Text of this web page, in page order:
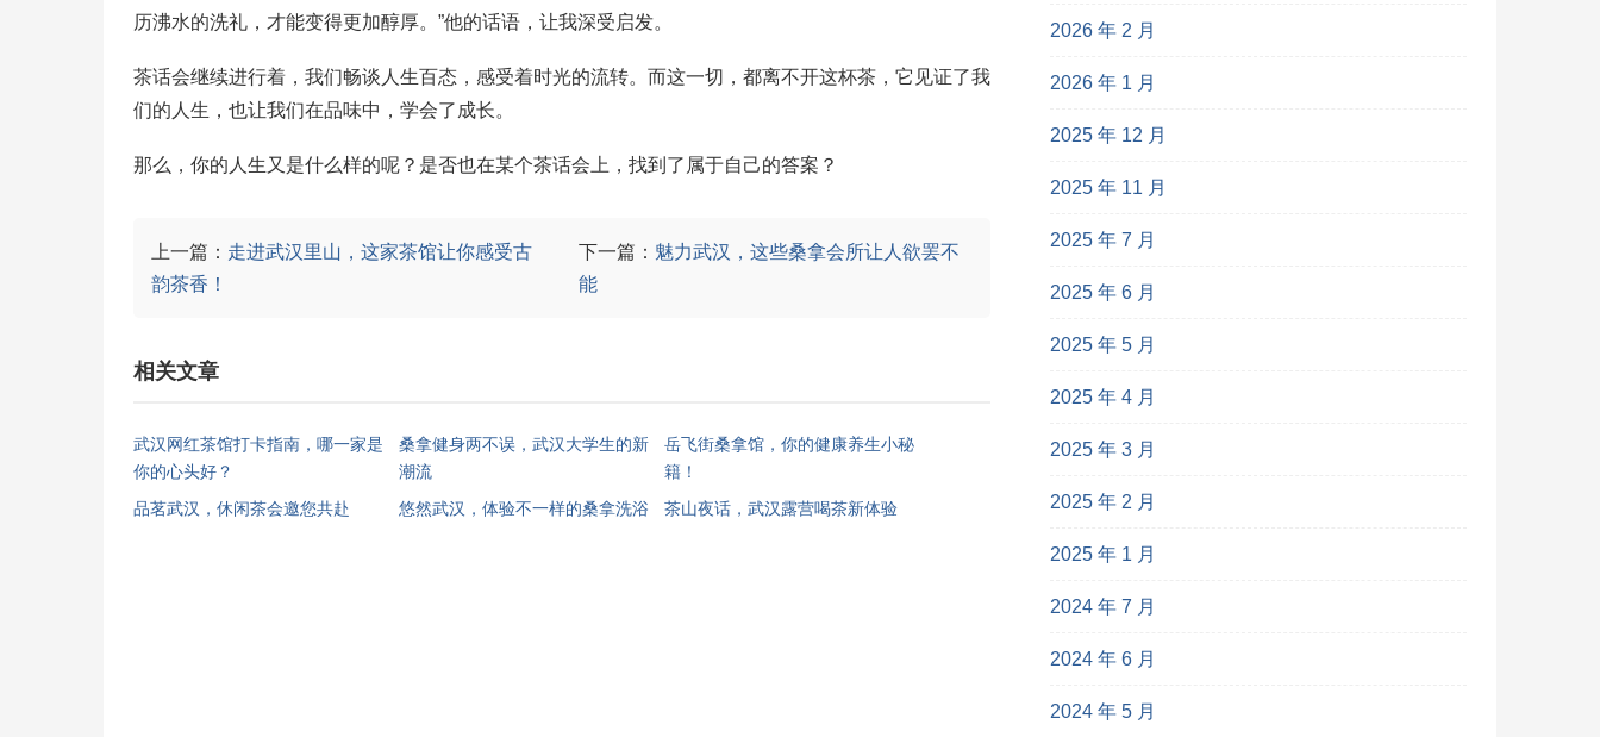
历沸水的洗礼，才能变得更加醇厚。”他的话语，让我深受启发。
茶话会继续进行着，我们畅谈人生百态，感受着时光的流转。而这一切，都离不开这杯茶，它见证了我
们的人生，也让我们在品味中，学会了成长。
那么，你的人生又是什么样的呢？是否也在某个茶话会上，找到了属于自己的答案？
上一篇： 走进武汉里山，这家茶馆让你感受古
韵茶香！
下一篇： 魅力武汉，这些桑拿会所让人欲罢不
能
相关文章
武汉网红茶馆打卡指南，哪一家是
你的心头好？
桑拿健身两不误，武汉大学生的新
潮流
岳飞街桑拿馆，你的健康养生小秘
籍！
品茗武汉，休闲茶会邀您共赴
悠然武汉，体验不一样的桑拿洗浴 茶山夜话，武汉露营喝茶新体验
2026 年 2 月
2026 年 1 月
2025 年 12 月
2025 年 11 月
2025 年 7 月
2025 年 6 月
2025 年 5 月
2025 年 4 月
2025 年 3 月
2025 年 2 月
2025 年 1 月
2024 年 7 月
2024 年 6 月
2024 年 5 月